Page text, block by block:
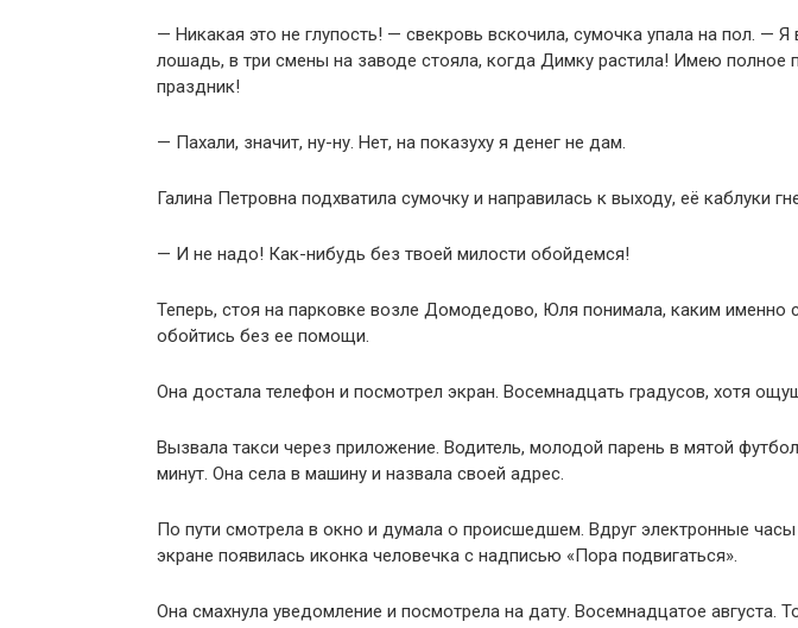
— Никакая это не глупость! — свекровь вскочила, сумочка упала на пол. —
лошадь, в три смены на заводе стояла, когда Димку растила! Имею полное
праздник!
— Пахали, значит, ну-ну. Нет, на показуху я денег не дам.
Галина Петровна подхватила сумочку и направилась к выходу, её каблуки
— И не надо! Как-нибудь без твоей милости обойдемся!
Теперь, стоя на парковке возле Домодедово, Юля понимала, каким именно
обойтись без ее помощи.
Она достала телефон и посмотрел экран. Восемнадцать градусов, хотя
Вызвала такси через приложение. Водитель, молодой парень в мятой
минут. Она села в машину и назвала своей адрес.
По пути смотрела в окно и думала о происшедшем. Вдруг электронные часы
экране появилась иконка человечка с надписью «Пора подвигаться».
Она смахнула уведомление и посмотрела на дату. Восемнадцатое августа.